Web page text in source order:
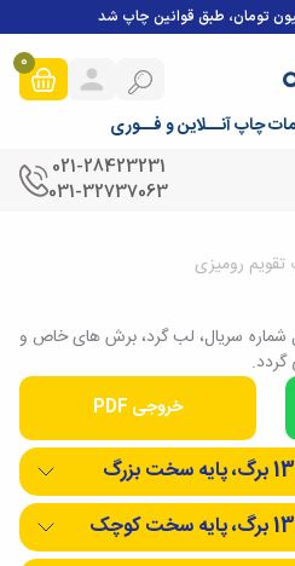
چاپ آنــلاین و فــوری
0
021-28423231
031-32737063
رومیزی
شماره سریال، لب گرد، برش های خاص و
خروجی PDF